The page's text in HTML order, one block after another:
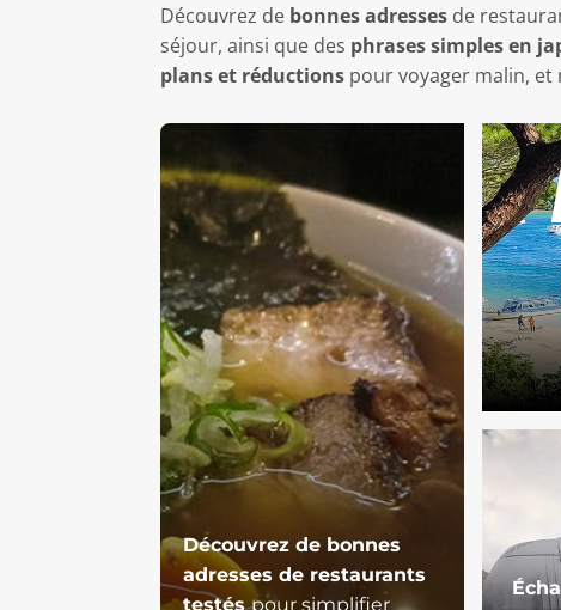
Découvrez de bonnes adresses de
séjour, ainsi que des phrases simples en
plans et réductions pour voyager malin, et
Découvrez de bonnes
adresses de restaurants
testéspour simplifier